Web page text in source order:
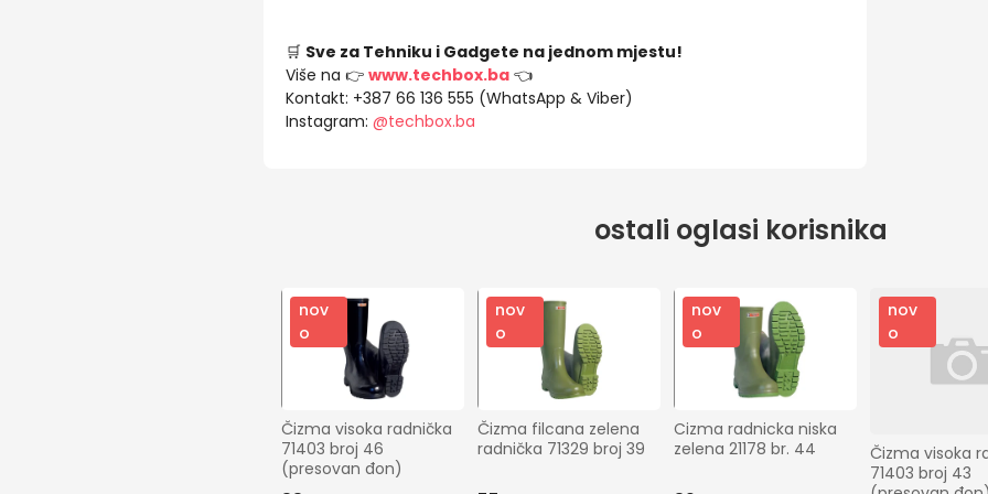
🛒 Sve za Tehniku i Gadgete na jednom mjestu!
Više na 👉 www.techbox.ba👈
Kontakt: +387 66 136 555 (WhatsApp & Viber)
Instagram: @techbox.ba
ostali oglasi korisnika
nov
o
Čizma visoka radnička
71403 broj 46
(presovan đon)
nov
o
Čizma filcana zelena
radnička 71329 broj 39
nov
o
Cizma radnicka niska
zelena 21178 br. 44
nov
o
Čizma visoka
71403 broj 43